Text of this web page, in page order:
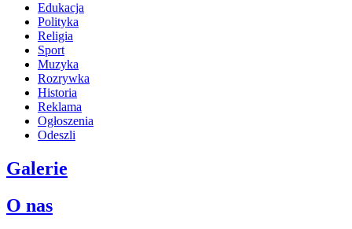
Edukacja
Polityka
Religia
Sport
Muzyka
Rozrywka
Historia
Reklama
Ogłoszenia
Odeszli
Galerie
O nas